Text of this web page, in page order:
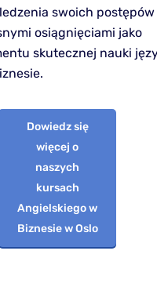
swoich postępów
osiągnięciami jako
skutecznej nauki
Dowiedz się
więcej o
naszych
kursach
Angielskiego w
Biznesie w Oslo